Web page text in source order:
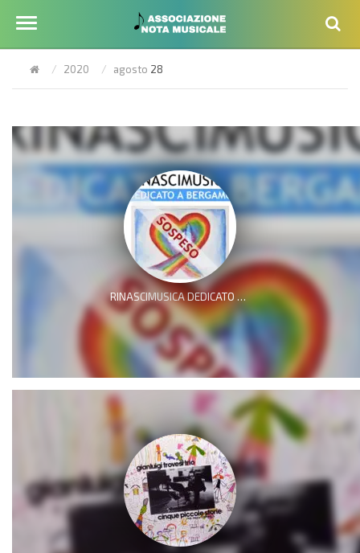
2020 agosto 28
RINASCIMUSICA DEDICATO A BERGAMO, “Open Day: Coro e Orchestra” Autunno 2020